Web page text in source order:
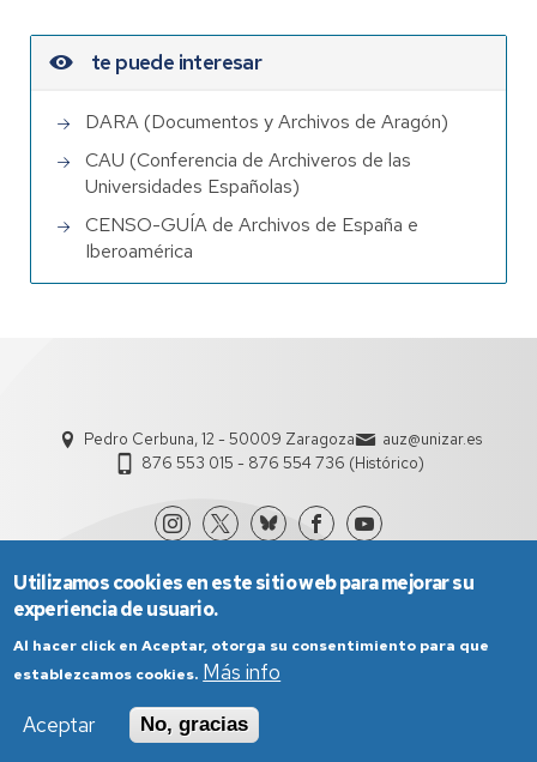
te puede interesar
DARA (Documentos y Archivos de Aragón)
CAU (Conferencia de Archiveros de las
Universidades Españolas)
CENSO-GUÍA de Archivos de España e
Iberoamérica
Pedro Cerbuna, 12 - 50009 Zaragoza
auz@unizar.es
876 553 015 - 876 554 736 (Histórico)
Aviso Legal
Condiciones generales de uso
Política de Privacidad
Utilizamos cookies en este sitio web para mejorar su
experiencia de usuario.
Al hacer click en Aceptar, otorga su consentimiento para que
establezcamos cookies. Más info
Aceptar
No, gracias